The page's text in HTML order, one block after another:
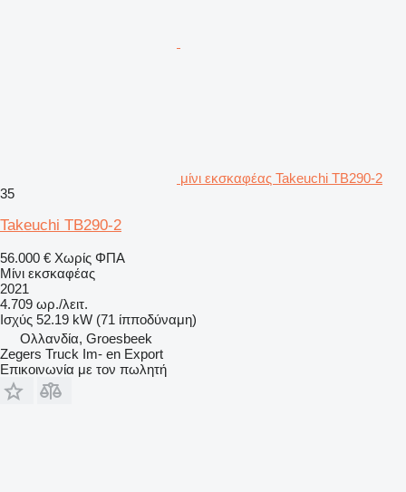
μίνι εκσκαφέας Takeuchi TB290-2
35
Takeuchi TB290-2
56.000 € Χωρίς ΦΠΑ
Μίνι εκσκαφέας
2021
4.709 ωρ./λειτ.
Ισχύς 52.19 kW (71 ίπποδύναμη)
Ολλανδία, Groesbeek
Zegers Truck Im- en Export
Επικοινωνία με τον πωλητή